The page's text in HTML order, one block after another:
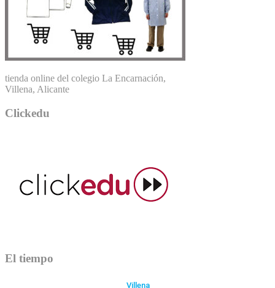
tienda online del colegio La Encarnación,
Villena, Alicante
Clickedu
El tiempo